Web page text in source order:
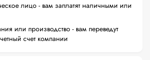
лицо - вам заплатят наличными или
или производство - вам переведут
счет компании